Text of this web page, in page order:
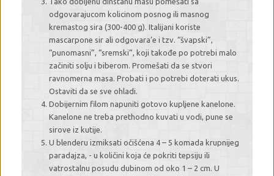
odgovarajucom kolicinom posnog ili masnog
kremastog sira (300-400 g). Italijani koriste
mascarpone sir ali odgovara’e i tzv. “švapski”,
“punomasni”, “sremski”, koji takođe po potrebi malo
začiniti solju i biberom. Promešati da se stvori
ravnomerna masa. Probati i po potrebi doterati ukus.
Ostaviti da se sve ohladi.
Dobijernim filom napuniti gotovo kupljene kanelone.
Kanelone ne treba prethodno kuvati u vodi, pune se
sirove iz kutije.
U blenderu izmiksati očišćena 4 – 5 komada krupnijeg
paradajza, - u količini koja će pokriti tepsiju ili
vatrostalnu posudu dubinom od oko 1 – 2 cm. U